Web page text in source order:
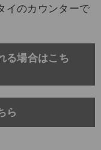
イのカウンターで
る場合はこち
ら